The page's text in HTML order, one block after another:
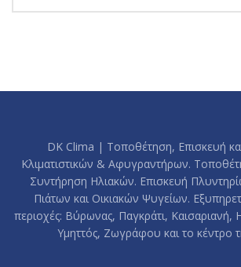
DK Clima | Τοποθέτηση, Επισκευή
Κλιματιστικών & Αφυγραντήρων.
Συντήρηση Ηλιακών. Επισκευή
Πιάτων και Οικιακών Ψυγείων.
περιοχές: Βύρωνας, Παγκράτι,
Υμηττός, Ζωγράφου και το κέντρο